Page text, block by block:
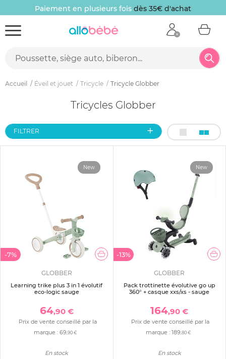
Paiement en plusieurs fois dès 35€ d'achat
Accueil Éveil et jouet Tricycle Tricycle Globber
Tricycles Globber
FILTRER
-7%
New
GLOBBER
Learning trike plus 3 in 1 évolutif
eco-logic sauge
64,90 €
Prix de vente conseillé par la
marque :69,90 €
En stock
-13%
New
GLOBBER
Pack trottinette évolutive go up
360° + casque xxs/xs - sauge
164,90 €
Prix de vente conseillé par la
marque : 189 ,80 €
En stock